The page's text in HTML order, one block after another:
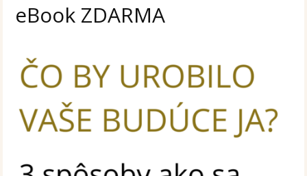
eBook ZDARMA